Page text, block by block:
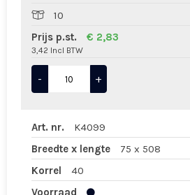
10
Prijs p.st.
€ 2,83
3,42 Incl BTW
- +
Art. nr.
K4099
Breedte x lengte
75 x 508
Korrel
40
Voorraad